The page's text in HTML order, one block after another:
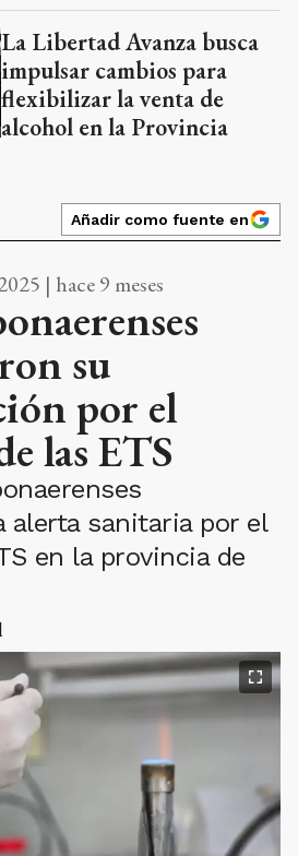
La Libertad Avanza busca
impulsar cambios para
flexibilizar la venta de
alcohol en la Provincia
Añadir como fuente en
| hace 9 meses
su
por el
las ETS
sanitaria por el
en la provincia de